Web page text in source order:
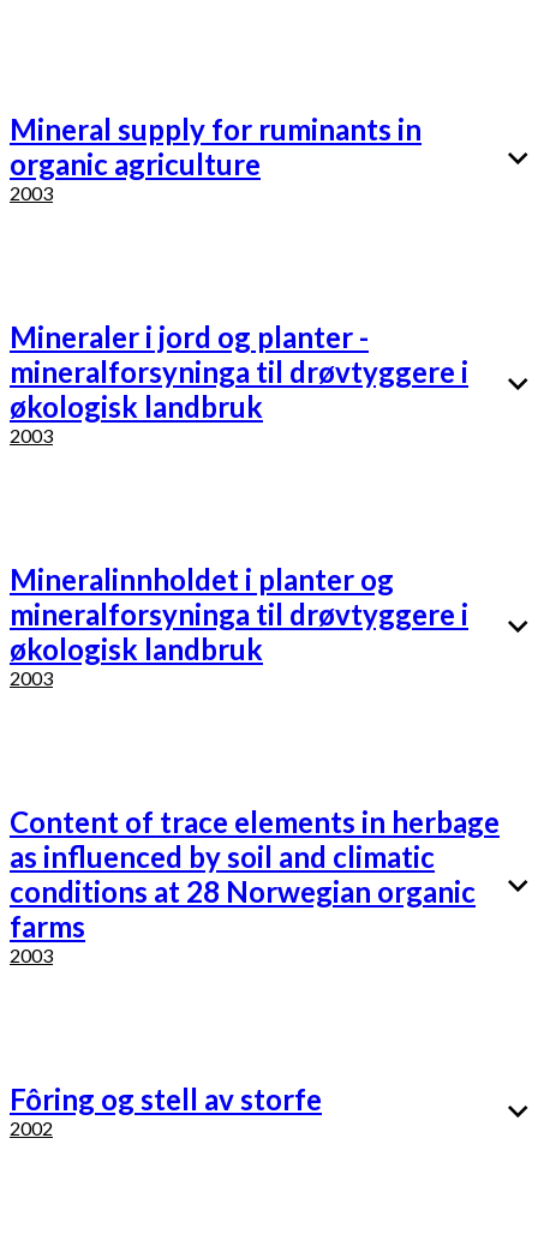
Mineral supply for ruminants in
organic agriculture
2003
Mineraler i jord og planter -
mineralforsyninga til drøvtyggere i
økologisk landbruk
2003
Mineralinnholdet i planter og
mineralforsyninga til drøvtyggere i
økologisk landbruk
2003
Content of trace elements in herbage
as influenced by soil and climatic
conditions at 28 Norwegian organic
farms
2003
Fôring og stell av storfe
2002